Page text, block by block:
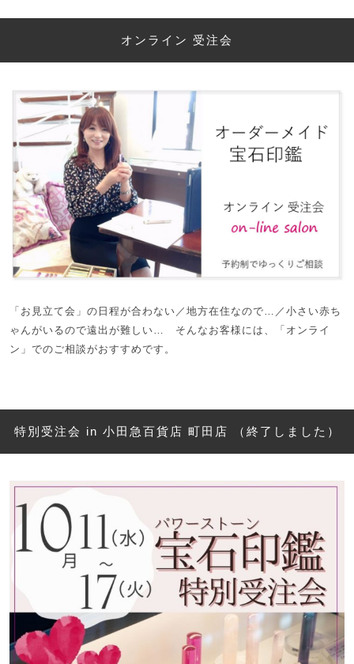
オンライン 受注会
「お見立て会」の日程が合わない／地方在住なので…／小さい赤ち
ゃんがいるので遠出が難しい… そんなお客様には、「オンライ
ン」でのご相談がおすすめです。
特別受注会 in 小田急百貨店 町田店 （終了しました）